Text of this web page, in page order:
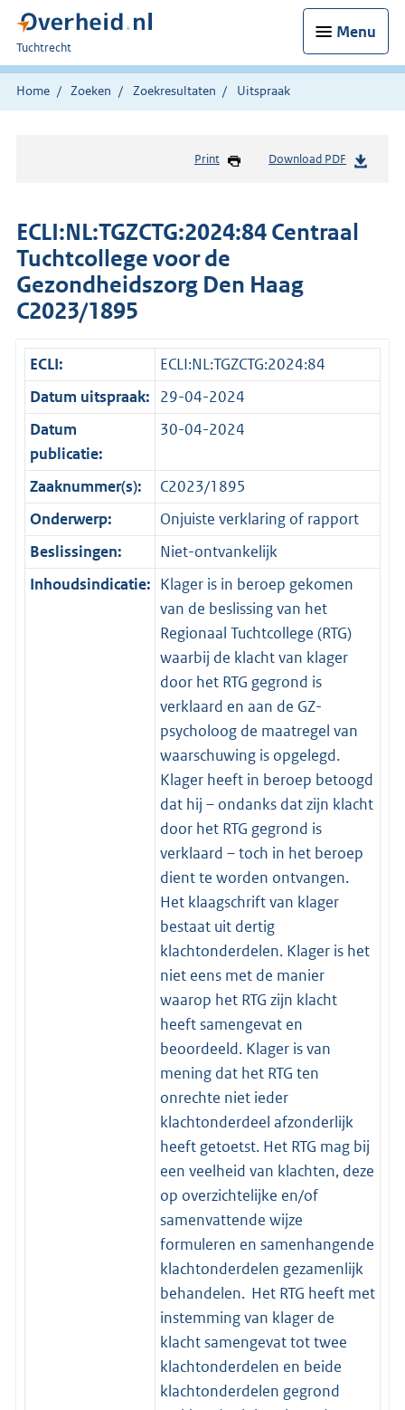
Menu
U
bent
hier:
Tuchtrecht
Home Zoeken Zoekresultaten Uitspraak
Print Download PDF
ECLI:NL:TGZCTG:2024:84 Centraal
Tuchtcollege voor de
Gezondheidszorg Den Haag
C2023/1895
ECLI:
ECLI:NL:TGZCTG:2024:84
Datum uitspraak: 29-04-2024
Datum
publicatie:
30-04-2024
Zaaknummer(s):
C2023/1895
Onderwerp:
Onjuiste verklaring of rapport
Beslissingen:
Niet-ontvankelijk
Inhoudsindicatie: Klager is in beroep gekomen
van de beslissing van het
Regionaal Tuchtcollege (RTG)
waarbij de klacht van klager
door het RTG gegrond is
verklaard en aan de GZ-
psycholoog de maatregel van
waarschuwing is opgelegd.
Klager heeft in beroep betoogd
dat hij – ondanks dat zijn klacht
door het RTG gegrond is
verklaard – toch in het beroep
dient te worden ontvangen.
Het klaagschrift van klager
bestaat uit dertig
klachtonderdelen. Klager is het
niet eens met de manier
waarop het RTG zijn klacht
heeft samengevat en
beoordeeld. Klager is van
mening dat het RTG ten
onrechte niet ieder
klachtonderdeel afzonderlijk
heeft getoetst. Het RTG mag bij
een veelheid van klachten, deze
op overzichtelijke en/of
samenvattende wijze
formuleren en samenhangende
klachtonderdelen gezamenlijk
behandelen. Het RTG heeft met
instemming van klager de
klacht samengevat tot twee
klachtonderdelen en beide
klachtonderdelen gegrond